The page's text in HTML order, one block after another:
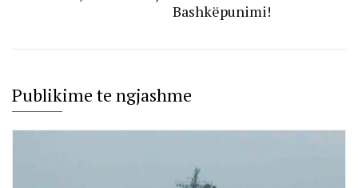
Bashkëpunimi!
Publikime te ngjashme